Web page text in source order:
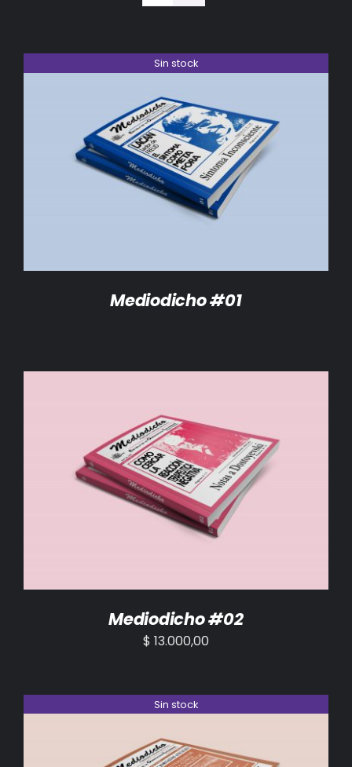
RED EOL
ACTUALIDAD
Sin stock
DETALLES
Mediodicho #01
AÑADIR AL CARRITO / DETALLES
Mediodicho #02
$ 13.000,00
Sin stock